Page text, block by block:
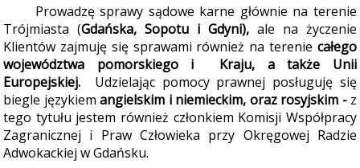
Prowadzę sprawy sądowe karne głównie na terenie
Trójmiasta (Gdańska, Sopotu i Gdyni), ale na życzenie
Klientów zajmuję się sprawami również na terenie całego
województwa pomorskiego i Kraju, a także
Unii
Europejskiej.
Udzielając pomocy prawnej posługuję się
biegle językiem angielskim i niemieckim, oraz rosyjskim - z
tego tytułu jestem również członkiem Komisji Współpracy
Zagranicznej i Praw Człowieka przy Okręgowej Radzie
Adwokackiej w Gdańsku.